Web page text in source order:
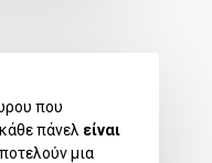
που
πάνελ είναι
μια